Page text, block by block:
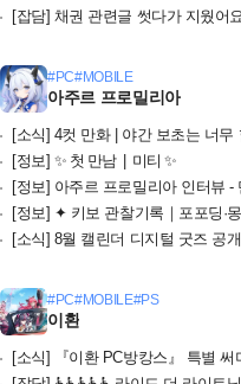
[잡담] 채권 관련글 썻다가 지웠어
#PC#MOBILE
아주르 프로밀리아
[소식] 4컷 만화 | 야간 보초는 너무
[정보] ✨ 첫 만남 | 미티 ✨
[정보] 아주르 프로밀리아 인터뷰 - 만쥬 게임즈
[정보] ✦ 키보 관찰기록｜포포딩·
[소식] 8월 캘린더 디지털 굿즈 공
#PC#MOBILE#PS
이환
[소식] 『이환 PC방캉스』 특별